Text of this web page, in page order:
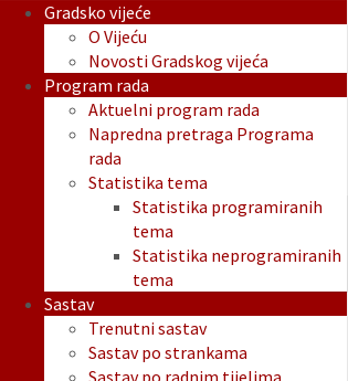
Gradsko vijeće
O Vijeću
Novosti Gradskog vijeća
Program rada
Aktuelni program rada
Napredna pretraga Programa
rada
Statistika tema
Statistika programiranih
tema
Statistika neprogramiranih
tema
Sastav
Trenutni sastav
Sastav po strankama